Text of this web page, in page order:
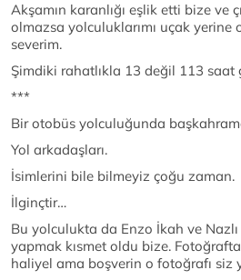
Akşamın karanlığı eşlik etti bize ve
olmazsa yolculuklarımı uçak yerine
severim.
Şimdiki rahatlıkla 13 değil 113
***
Bir otobüs yolculuğunda
Yol arkadaşları.
İsimlerini bile bilmeyiz çoğu zaman.
İlginçtir…
Bu yolculukta da Enzo İkah ve Nazlı
yapmak kısmet oldu bize.
haliyel ama boşverin o fotoğrafı